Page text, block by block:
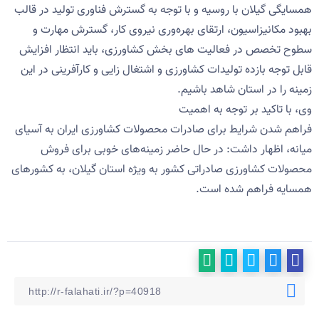
همسایگی گیلان با روسیه و با توجه به گسترش فناوری تولید در قالب
بهبود مکانیزاسیون، ارتقای بهره‌وری نیروی کار، گسترش مهارت و
سطوح تخصص در فعالیت های بخش کشاورزی، باید انتظار افزایش
قابل توجه بازده تولیدات کشاورزی و اشتغال زایی و کارآفرینی در این
زمینه را در استان شاهد باشیم.
وی، با تاکید بر توجه به اهمیت
فراهم شدن شرایط برای صادرات محصولات کشاورزی ایران به آسیای
میانه، اظهار داشت: در حال حاضر زمینه‌های خوبی برای فروش
محصولات کشاورزی صادراتی کشور به ویژه استان گیلان، به کشورهای
همسایه فراهم شده است.